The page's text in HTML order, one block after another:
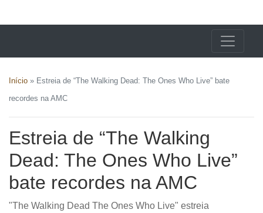
Início » Estreia de “The Walking Dead: The Ones Who Live” bate
recordes na AMC
Estreia de “The Walking
Dead: The Ones Who Live”
bate recordes na AMC
"The Walking Dead The Ones Who Live" estreia